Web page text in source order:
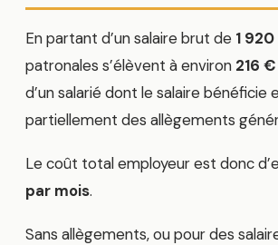
En partant d’un salaire brut de 1
patronales s’élèvent à environ 216 €
d’un salarié dont le salaire bénéficie
partiellement des allègements
Le coût total employeur est donc
par mois.
Sans allègements, ou pour des